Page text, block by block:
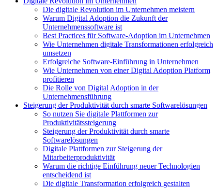
Die digitale Revolution im Unternehmen meistern
Warum Digital Adoption die Zukunft der
Unternehmenssoftware ist
Best Practices für Software-Adoption im Unternehmen
Wie Unternehmen digitale Transformationen erfolgreich
umsetzen
Erfolgreiche Software-Einführung in Unternehmen
Wie Unternehmen von einer Digital Adoption Platform
profitieren
Die Rolle von Digital Adoption in der
Unternehmensführung
Steigerung der Produktivität durch smarte Softwarelösungen
So nutzen Sie digitale Plattformen zur
Produktivitätssteigerung
Steigerung der Produktivität durch smarte
Softwarelösungen
Digitale Plattformen zur Steigerung der
Mitarbeiterproduktivität
Warum die richtige Einführung neuer Technologien
entscheidend ist
Die digitale Transformation erfolgreich gestalten